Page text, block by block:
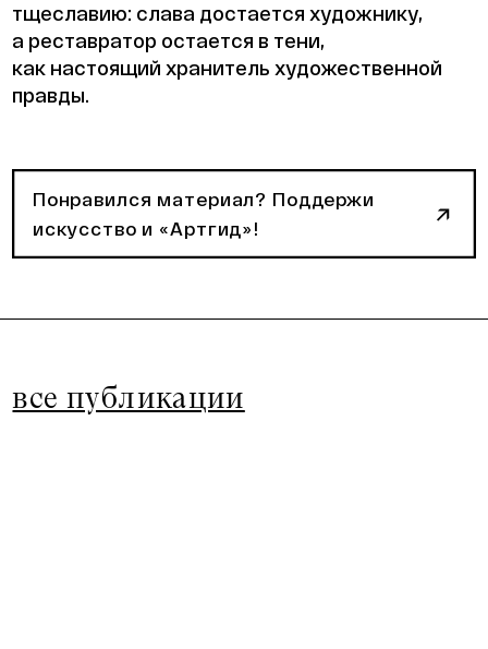
тщеславию: слава достается художнику,
а реставратор остается в тени,
как настоящий хранитель художественной
правды.
Понравился материал? Поддержи
искусство и «Артгид»!
все публикации